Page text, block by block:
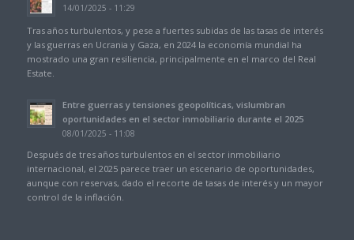
14/01/2025 - 11:29
Tras años turbulentos, y pese a fuertes subidas de las tasas de interés
y las guerras en Ucrania y Gaza, en 2024 la economía mundial ha
mostrado una gran resiliencia, principalmente en el marco del Real
Estate.
Entre guerras y tensiones geopolíticas, vislumbran
oportunidades en el sector inmobiliario durante el 2025
08/01/2025 - 11:08
Después de tres años turbulentos en el sector inmobiliario
internacional, el 2025 parece traer un escenario de oportunidades,
aunque con reservas, dado el recorte de tasas de interés y un mayor
control de la inflación.